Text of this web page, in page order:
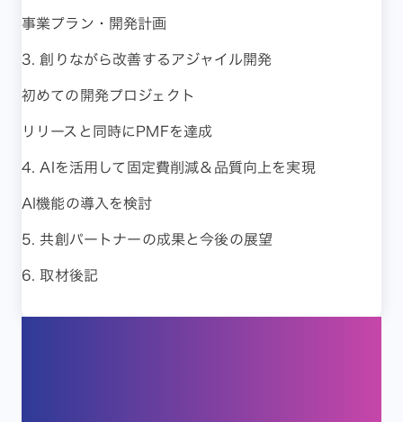
事業プラン・開発計画
3. 創りながら改善するアジャイル開発
初めての開発プロジェクト
リリースと同時にPMFを達成
4. AIを活用して固定費削減＆品質向上を実現
AI機能の導入を検討
5. 共創パートナーの成果と今後の展望
6. 取材後記